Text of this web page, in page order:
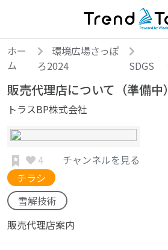
ホー
ム
環境広場さっぽ
ろ2024
SDGS
販売代理店について（準備中）
トラスBP株式会社
4
チャンネルを見る
チラシ
雪解技術
販売代理店案内